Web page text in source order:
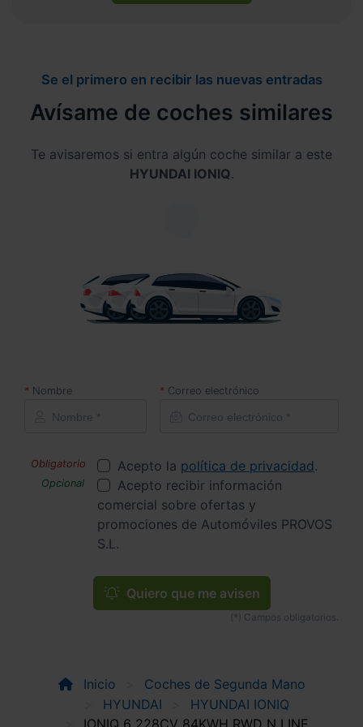
Se el primero en recibir las nuevas entradas
Avísame de coches similares
Te avisaremos si entra algún coche similar a este
HYUNDAI IONIQ.
Nombre Correo electrónico
Acepto la política de privacidad.
Acepto recibir información
comercial sobre ofertas y
promociones de Automóviles PROVOS
S.L.
Quiero que me avisen
Inicio
Coches de Segunda Mano
HYUNDAI
HYUNDAI IONIQ
IONIQ 6 228CV 84KWH RWD N LINE